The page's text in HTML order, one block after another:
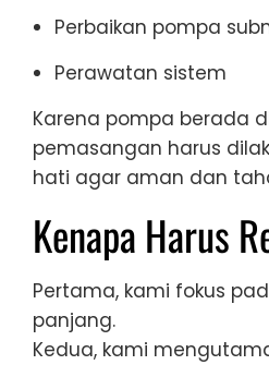
Perbaikan pompa
Perawatan sistem
Karena pompa berada
pemasangan harus
hati agar aman dan
Kenapa Harus
Pertama, kami fokus
panjang.
Kedua, kami